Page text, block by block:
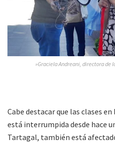
»Graciela Andreani, directora de
Cabe destacar que las clases
está interrumpida desde hace
Tartagal, también está